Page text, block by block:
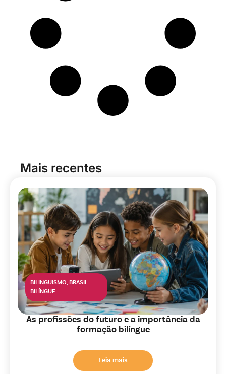
Mais recentes
As profissões do futuro e a importância da
formação bilíngue
BILINGUISMO, BRASIL
BILÍNGUE
Leia mais